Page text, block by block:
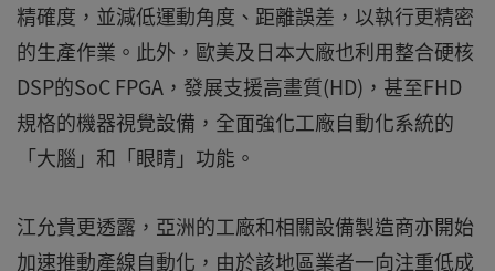
精確度，並減低運動角度、距離誤差，以執行更精密
的生產作業。此外，歐美及日本大廠也利用整合硬核
DSP的SoC FPGA，發展支援高畫質(HD)，甚至FHD
規格的機器視覺設備，全面強化工廠自動化系統的
「大腦」和「眼睛」功能。
江允貴更透露，亞洲的工廠和相關設備製造商亦開始
加速推動產線自動化，由於該地區業者一向注重低成